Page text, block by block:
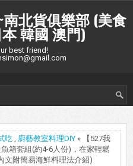
北貨俱樂部 (美食
韓國 澳門)
best friend!
吃 , 廚藝教室料理DIY » 【527我
箱套組(約4-6人份)，在家輕鬆
文附簡易海鮮料理法介紹)